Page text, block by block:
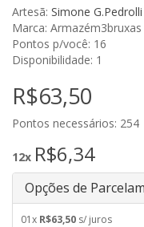
Artesã: Simone G.Pedrolli
Marca: Armazém3bruxas
Pontos p/você: 16
Disponibilidade: 1
R$63,50
Pontos necessários: 254
12x R$6,34
Opções de
01x R$63,50 s/ juros